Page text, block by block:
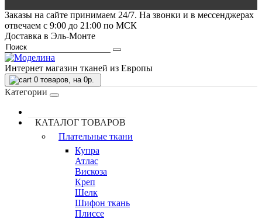
Заказы на сайте принимаем 24/7. На звонки и в мессенджерах
отвечаем с 9:00 до 21:00 по МСК
Доставка в Эль-Монте
Интернет магазин тканей из Европы
0 товаров, на 0р.
Категории
КАТАЛОГ ТОВАРОВ
Плательные ткани
Купра
Атлас
Вискоза
Креп
Шелк
Шифон ткань
Плиссе